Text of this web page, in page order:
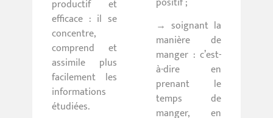
productif et
efficace : il se
concentre,
comprend et
assimile plus
facilement les
informations
étudiées.
→ soignant la
manière de
manger : c’est-
à-dire en
prenant le
temps de
manger, en